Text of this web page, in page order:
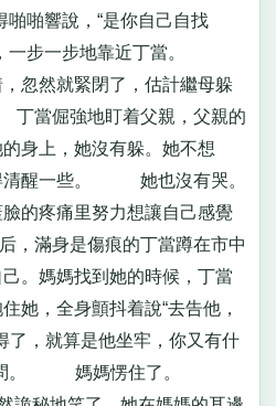
啪啪響說，“是你自己自找
，一步一步地靠近丁當。
忽然就緊閉了，估計繼母躲
當倔強地盯着父親，父親的
身上，她沒有躲。她不想
清醒一些。 她也沒有哭。
的疼痛里努力想讓自己感覺
滿身是傷痕的丁當蹲在市中
。媽媽找到她的時候，丁當
她，全身顫抖着說“去告他，
，就算是他坐牢，你又有什
來問。 媽媽愣住了。